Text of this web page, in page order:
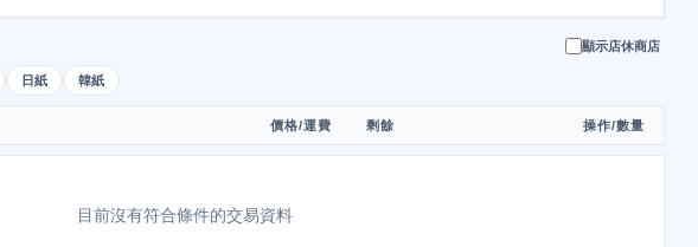
顯示店休商店
日紙 韓紙
價格/運費 剩餘 操作/數量
目前沒有符合條件的交易資料